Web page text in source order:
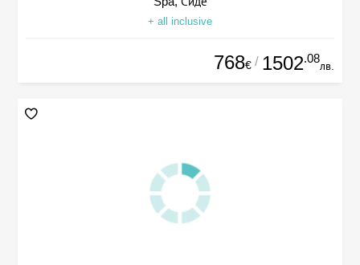
+ all inclusive
768€ / 1502.08
лв.